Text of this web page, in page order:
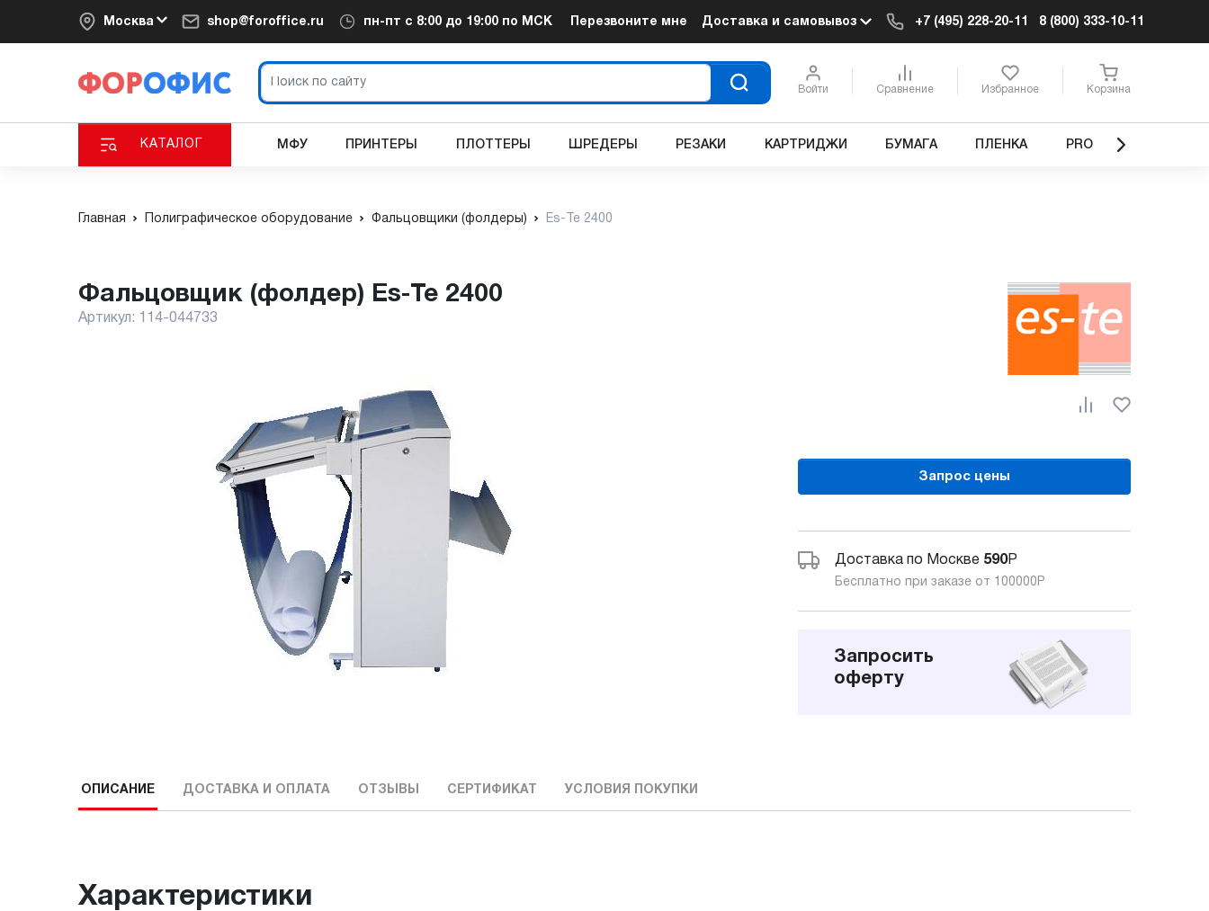
Москва shop@foroffice.ru пн-пт с 8:00 до 19:00 по МСК Перезвоните мне Доставка и самовывоз +7 (495) 228-20-11 8 (800) 333-10-11
Войти Сравнение Избранное Корзина
КАТАЛОГ МФУ ПРИНТЕРЫ ПЛОТТЕРЫ ШРЕДЕРЫ РЕЗАКИ КАРТРИДЖИ БУМАГА ПЛЕНКА PRO
Главная Полиграфическое оборудование Фальцовщики (фолдеры) Es-Te 2400
Фальцовщик (фолдер) Es-Te 2400
Артикул: 114-044733
Запрос цены
Доставка по Москве 590Р
Бесплатно при заказе от 100000 Р
Запросить
оферту
ОПИСАНИЕ ДОСТАВКА И ОПЛАТА ОТЗЫВЫ СЕРТИФИКАТ УСЛОВИЯ ПОКУПКИ
Характеристики